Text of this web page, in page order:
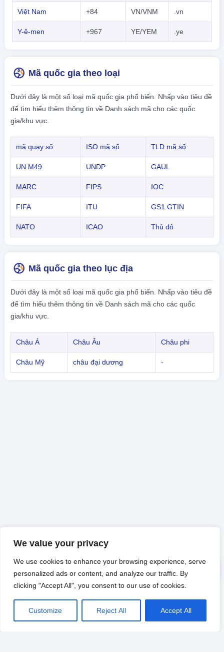
We value your privacy
We use cookies to enhance your browsing experience, serve
personalized ads or content, and analyze our traffic. By
clicking "Accept All", you consent to our use of cookies.
Customize Reject All Accept All
Việt Nam +84 VN/VNM .vn
Y-ê-men +967 YE/YEM .ye
Mã quốc gia theo loại
Dưới đây là một số loại mã quốc gia phổ biến. Nhấp vào tiêu đề
để tìm hiểu thêm thông tin về Danh sách mã cho các quốc
gia/khu vực.
mã quay số ISO mã số TLD mã số
UN M49 UNDP GAUL
MARC FIPS IOC
FIFA ITU GS1 GTIN
NATO ICAO Thủ đô
Mã quốc gia theo lục địa
Dưới đây là một số loại mã quốc gia phổ biến. Nhấp vào tiêu đề
để tìm hiểu thêm thông tin về Danh sách mã cho các quốc
gia/khu vực.
Châu Á Châu Âu Châu phi
Châu Mỹ châu đại dương -